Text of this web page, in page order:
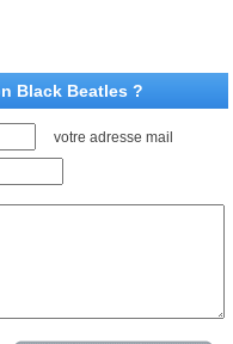
Black Beatles ?
votre adresse mail